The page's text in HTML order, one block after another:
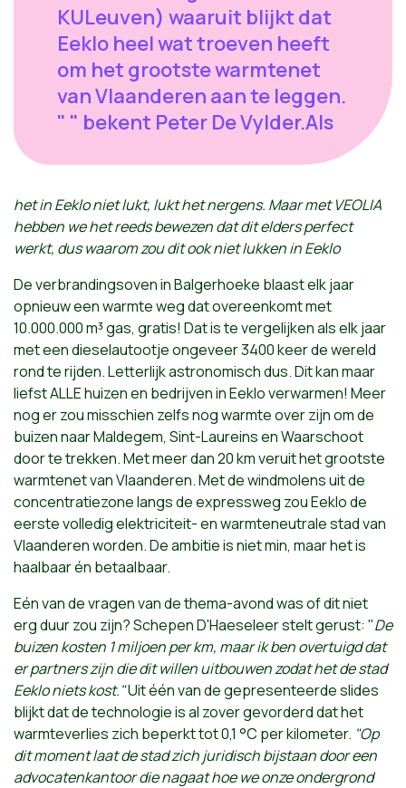
KULeuven) waaruit blijkt dat
Eeklo heel wat troeven heeft
om het grootste warmtenet
van Vlaanderen aan te leggen.
" " bekent Peter De Vylder.Als
het in Eeklo niet lukt, lukt het nergens. Maar met VEOLIA
hebben we het reeds bewezen dat dit elders perfect
werkt, dus waarom zou dit ook niet lukken in Eeklo
De verbrandingsoven in Balgerhoeke blaast elk jaar
opnieuw een warmte weg dat overeenkomt met
10.000.000 m³ gas, gratis! Dat is te vergelijken als elk jaar
met een dieselautootje ongeveer 3400 keer de wereld
rond te rijden. Letterlijk astronomisch dus. Dit kan maar
liefst ALLE huizen en bedrijven in Eeklo verwarmen! Meer
nog er zou misschien zelfs nog warmte over zijn om de
buizen naar Maldegem, Sint-Laureins en Waarschoot
door te trekken. Met meer dan 20 km veruit het grootste
warmtenet van Vlaanderen. Met de windmolens uit de
concentratiezone langs de expressweg zou Eeklo de
eerste volledig elektriciteit- en warmteneutrale stad van
Vlaanderen worden. De ambitie is niet min, maar het is
haalbaar én betaalbaar.
Eén van de vragen van de thema-avond was of dit niet
erg duur zou zijn? Schepen D'Haeseleer stelt gerust: "De
buizen kosten 1 miljoen per km, maar ik ben overtuigd dat
er partners zijn die dit willen uitbouwen zodat het de stad
Eeklo niets kost."Uit één van de gepresenteerde slides
blijkt dat de technologie is al zover gevorderd dat het
warmteverlies zich beperkt tot 0,1 °C per kilometer. "Op
dit moment laat de stad zich juridisch bijstaan door een
advocatenkantoor die nagaat hoe we onze ondergrond